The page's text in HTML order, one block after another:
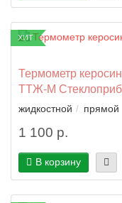
ХИТ
Термометр
ТТЖ-М
жидкостной прямой
1 100 р.
В корзину